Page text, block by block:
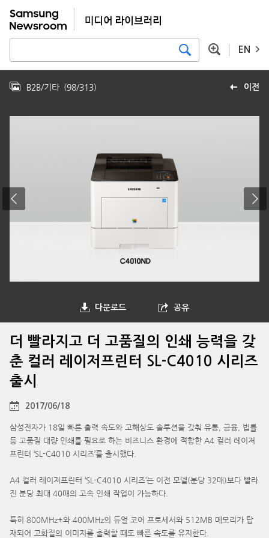
EN
이전
B2B/기타 (98/313)
다운로드 공유
더 빨라지고 더 고품질의 인쇄 능력을 갖
춘 컬러 레이저프린터 SL-C4010 시리즈
출시
2017/06/18
삼성전자가 18일 빠른 출력 속도와 고해상도 솔루션을 갖춰 유통, 금융, 법률
등 고품질 대량 인쇄를 필요로 하는 비즈니스 환경에 적합한 A4 컬러 레이저
프린터 ‘SL-C4010 시리즈’를 출시했다.
A4 컬러 레이저프린터 ‘SL-C4010 시리즈’는 이전 모델(분당 32매)보다 빨라
진 분당 최대 40매의 고속 인쇄 작업이 가능하다.
특히 800MHz+와 400MHz의 듀얼 코어 프로세서와 512MB 메모리가 탑
재되어 고화질의 이미지를 출력할 때도 빠른 속도를 유지한다.